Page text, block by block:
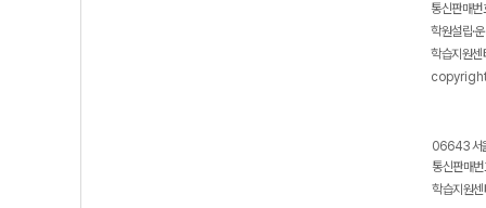
통신판매
학원설립·
학습지원
06643 서
통신판매
학습지원